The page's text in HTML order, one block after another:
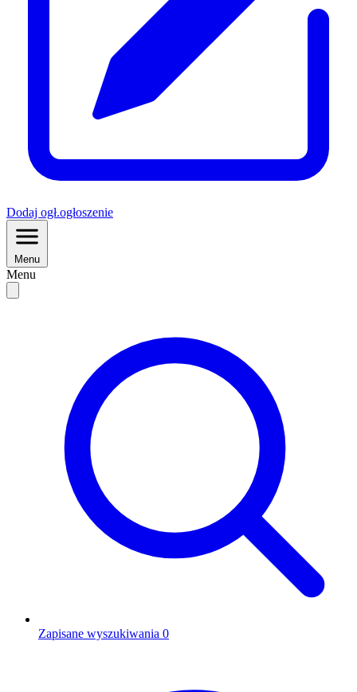
Dodaj ogł.ogłoszenie
Menu
Menu
Zapisane wyszukiwania 0